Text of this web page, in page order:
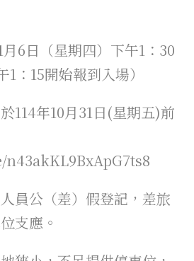
6日（星期四）下午1：30
：15開始報到入場）
114年10月31日(星期五)前
員公（差）假登記，差旅
支應。